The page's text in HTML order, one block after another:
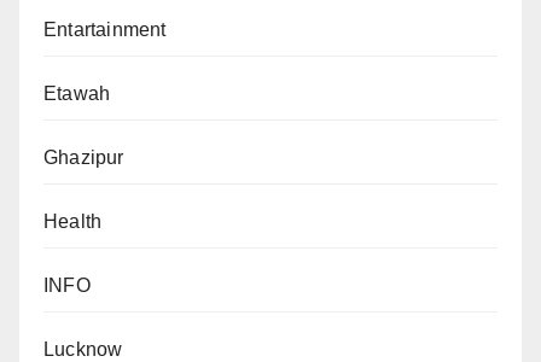
Entartainment
Etawah
Ghazipur
Health
INFO
Lucknow